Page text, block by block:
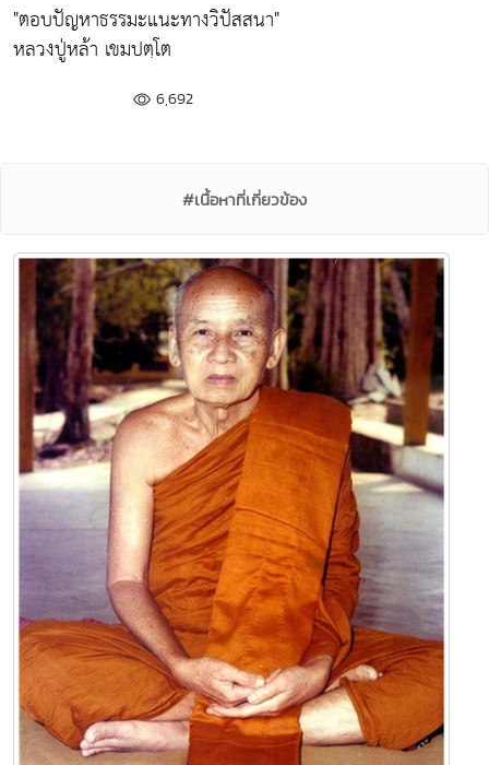
"ตอบปัญหาธรรมะแนะทางวิปัสสนา"
หลวงปู่หล้า เขมปตฺโต
6,692
#เนื้อหาที่เกี่ยวข้อง